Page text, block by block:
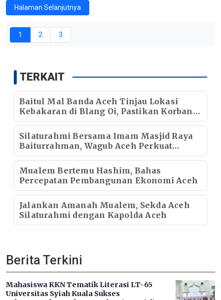
Halaman Selanjutnya
1 2 3
TERKAIT
Baitul Mal Banda Aceh Tinjau Lokasi
Kebakaran di Blang Oi, Pastikan Korban
Mendapat Dukungan Kebutuhan Pokok
Silaturahmi Bersama Imam Masjid Raya
Baiturrahman, Wagub Aceh Perkuat
Sinergi dengan Ulama
Mualem Bertemu Hashim, Bahas
Percepatan Pembangunan Ekonomi Aceh
Jalankan Amanah Mualem, Sekda Aceh
Silaturahmi dengan Kapolda Aceh
Berita Terkini
Mahasiswa KKN Tematik Literasi LT-65
Universitas Syiah Kuala Sukses